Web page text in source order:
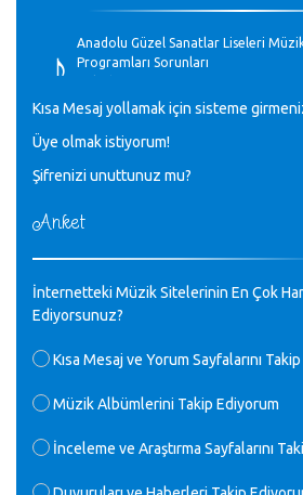
♪
Anadolu Güzel Sanatlar Liseleri
Programları Sorunları
♪
GEÇMİŞ OLSUN TÜRKİYE!
Mavi Nota - 07.02.2023
♪
30 yıl sonra karşılaşmak çok güzel
M.Semih Baylan - 08.01.2023
♪
Değerli Müfit hocama en içten sevgi
yaptım.1994 yılında derginin bu
görülmüştüm evde yıllar sonra plaketi
de verdiği ödülü değerli hocam arşivinde
herkese en derin saygılarımı sunarım.Ne
Kısa Mesaj yollamak için sisteme
Üye olmak istiyorum!
Şifrenizi unuttunuz mu?
Anket
İnternetteki Müzik Sitelerinin En Çok
Ediyorsunuz?
Kısa Mesaj ve Yorum Sayfalarını
Müzik Albümlerini Takip Ediyorum
İnceleme ve Araştırma Sayfalarını